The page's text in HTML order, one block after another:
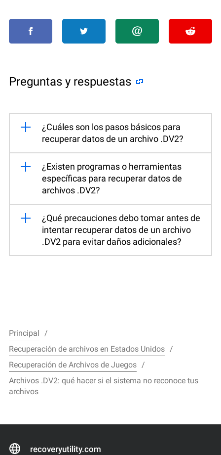
Preguntas y respuestas
¿Cuáles son los pasos básicos para
recuperar datos de un archivo .DV2?
¿Existen programas o herramientas
específicas para recuperar datos de
archivos .DV2?
¿Qué precauciones debo tomar antes de
intentar recuperar datos de un archivo
.DV2 para evitar daños adicionales?
Principal
Recuperación de archivos en Estados Unidos
Recuperación de Archivos de Juegos
Archivos .DV2: qué hacer si el sistema no reconoce tus
archivos
recoveryutility.com